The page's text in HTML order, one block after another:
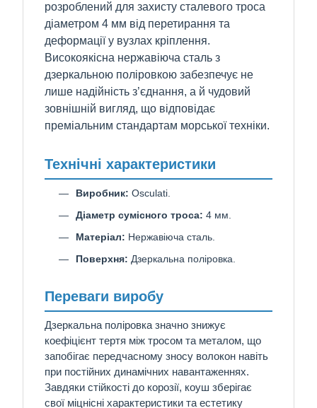
розроблений для захисту сталевого троса
діаметром 4 мм від перетирання та
деформації у вузлах кріплення.
Високоякісна нержавіюча сталь з
дзеркальною поліровкою забезпечує не
лише надійність з’єднання, а й чудовий
зовнішній вигляд, що відповідає
преміальним стандартам морської техніки.
Технічні характеристики
Виробник: Osculati.
Діаметр сумісного троса: 4 мм.
Матеріал: Нержавіюча сталь.
Поверхня: Дзеркальна поліровка.
Переваги виробу
Дзеркальна поліровка значно знижує
коефіцієнт тертя між тросом та металом, що
запобігає передчасному зносу волокон навіть
при постійних динамічних навантаженнях.
Завдяки стійкості до корозії, коуш зберігає
свої міцнісні характеристики та естетику